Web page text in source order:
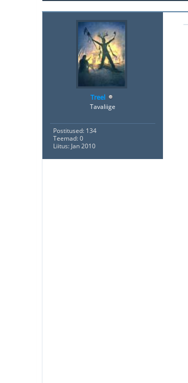
Treel
Tavaliige
Postitused: 134
Teemad: 0
Liitus: Jan 2010